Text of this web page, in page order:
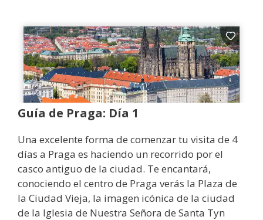
Guía de Praga: Día 1
Una excelente forma de comenzar tu visita de 4
días a Praga es haciendo un recorrido por el
casco antiguo de la ciudad. Te encantará,
conociendo el centro de Praga verás la Plaza de
la Ciudad Vieja, la imagen icónica de la ciudad
de la Iglesia de Nuestra Señora de Santa Tyn